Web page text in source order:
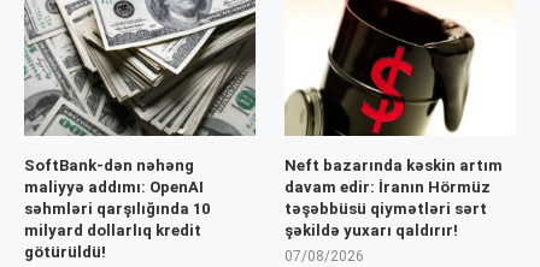
SoftBank-dən nəhəng
maliyyə addımı: OpenAI
səhmləri qarşılığında 10
milyard dollarlıq kredit
götürüldü!
Neft bazarında kəskin artım
davam edir: İranın Hörmüz
təşəbbüsü qiymətləri sərt
şəkildə yuxarı qaldırır!
07/08/2026